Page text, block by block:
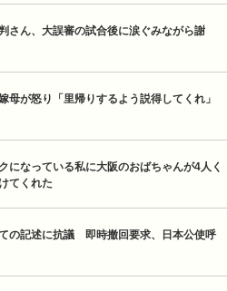
さん、大誤審の試合後に涙ぐみながら謝
母が怒り「里帰りするよう説得してくれ」
になっている私に大阪のおばちゃんが4人く
てくれた
の記述に抗議　即時撤回要求、日本公使呼